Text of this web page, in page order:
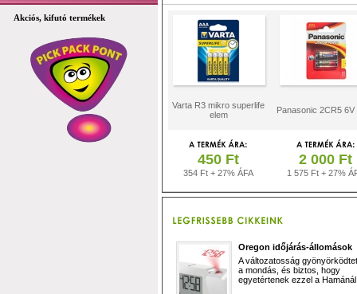
Akciós, kifutó termékek
Varta R3 mikro superlife
elem
Panasonic 2CR5 6V
450 Ft
354 Ft + 27% ÁFA
2 000 Ft
1 575 Ft + 27%
Oregon időjárás-állomások
A változatosság
a mondás, és biztos, hogy
egyetértenek ezzel a